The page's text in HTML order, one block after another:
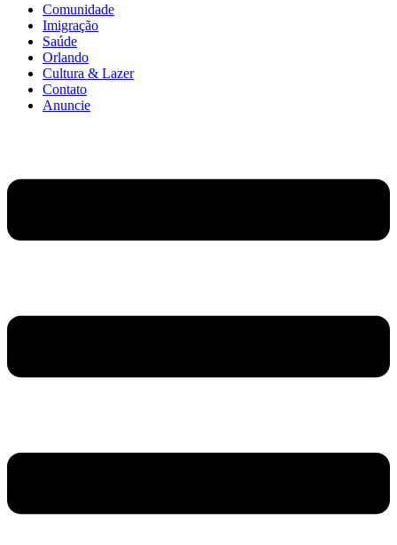
Comunidade
Imigração
Saúde
Orlando
Cultura & Lazer
Contato
Anuncie